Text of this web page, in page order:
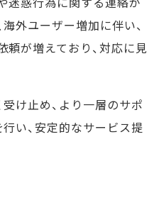
外ユーザー増加に伴い、
が増えており、対応に見
け止め、より一層のサポ
い、安定的なサービス提